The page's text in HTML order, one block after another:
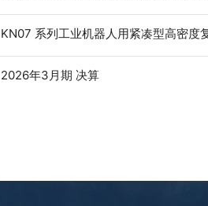
KN07 系列工业机器人用紧凑型高密度
2026年3月期 决算